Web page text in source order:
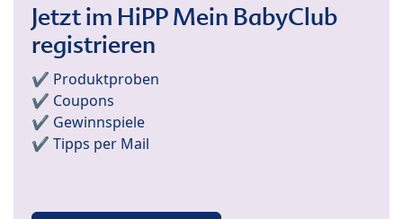
Jetzt im HiPP Mein BabyClub
registrieren
✔️ Produktproben
✔️ Coupons
✔️ Gewinnspiele
✔️ Tipps per Mail